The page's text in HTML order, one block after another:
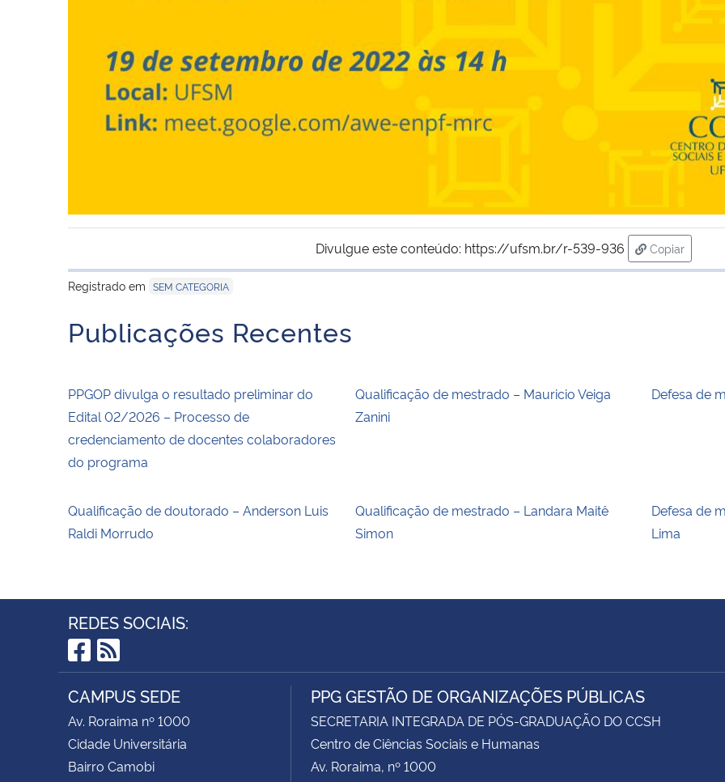
Divulgue este conteúdo: https://ufsm.br/r-539-936
Copiar
para área
Registrado em SEM CATEGORIA
Publicações Recentes
PPGOP divulga o resultado preliminar do
Edital 02/2026 – Processo de
credenciamento de docentes colaboradores
do programa
Qualificação de mestrado – Mauricio Veiga
Zanini
Defesa de
Qualificação de doutorado – Anderson Luis
Raldi Morrudo
Qualificação de mestrado – Landara Maitê
Simon
Defesa de
Lima
REDES SOCIAIS:
Facebook
RSS
CAMPUS SEDE
Av. Roraima nº 1000
Cidade Universitária
Bairro Camobi
PPG GESTÃO DE ORGANIZAÇÕES PÚBLICAS
SECRETARIA INTEGRADA DE PÓS-GRADUAÇÃO DO CCSH
Centro de Ciências Sociais e Humanas
Av. Roraima, nº 1000